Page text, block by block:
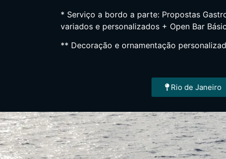
* Serviço a bordo a parte: Propostas
variados e personalizados + Open Bar
** Decoração e ornamentação
Rio de Janeiro